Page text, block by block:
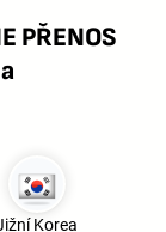
PŘENOS
Korea